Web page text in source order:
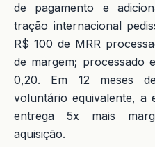
de pagamento e
tração internacional
R$ 100 de MRR
de margem; processado
0,20. Em 12 meses
voluntário equivalente, a
entrega 5x mais
aquisição.